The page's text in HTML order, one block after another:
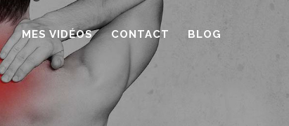
MES VIDÉOS CONTACT BLOG